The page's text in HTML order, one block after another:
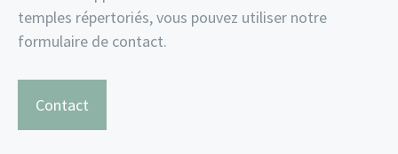
temples répertoriés, vous pouvez utiliser notre
formulaire de contact.
Contact